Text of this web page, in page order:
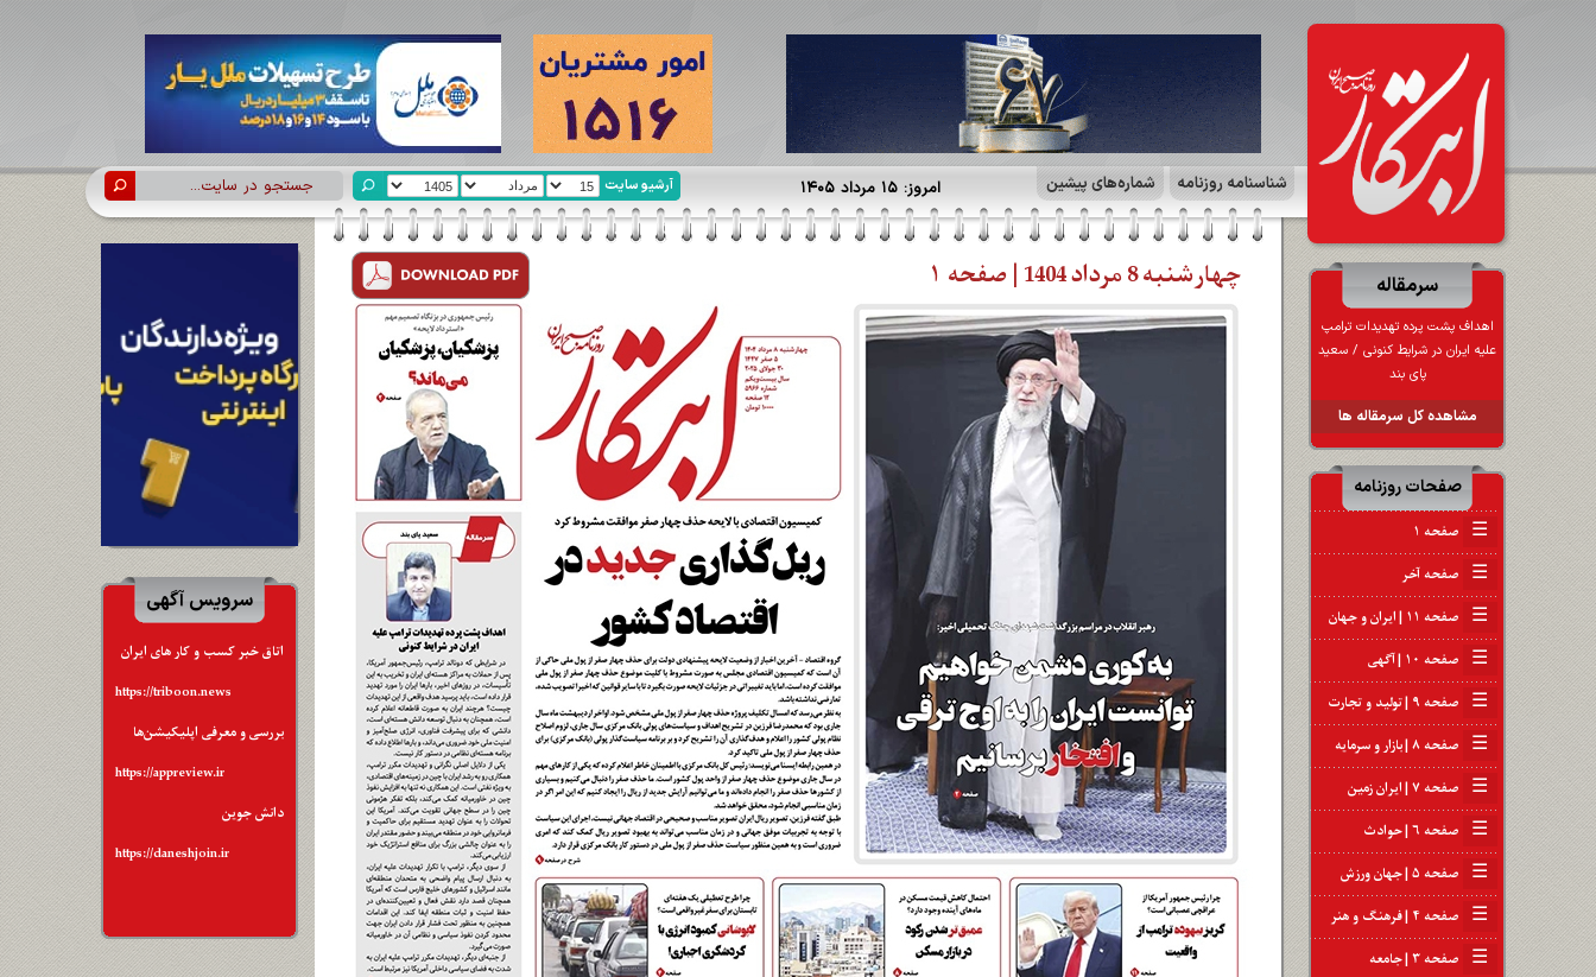
آرشیو سایت امروز: ۱۵ مرداد ۱۴۰۵ شناسنامه روزنامه شماره‌های پیشین
سرویس آگهی
اتاق خبر کسب و کار های ایران
https://triboon.news
بررسی و معرفی اپلیکیشن‌ها
https://appreview.ir
دانش جوین
https://daneshjoin.ir
سرمقاله
اهداف پشت پرده تهدیدات ترامپ
علیه ایران در شرایط کنونی / سعید
پای بند
مشاهده کل سرمقاله ها
صفحات روزنامه
☰ صفحه ۱
☰ صفحه آخر
☰ صفحه ۱۱ | ایران و جهان
☰ صفحه ۱۰ | آگهی
☰ صفحه ۹ | تولید و تجارت
☰ صفحه ۸ | بازار و سرمایه
☰ صفحه ۷ | ایران زمین
☰ صفحه ۶ | حوادث
☰ صفحه ۵ | جهان ورزش
☰ صفحه ۴ | فرهنگ و هنر
☰ صفحه ۳ | جامعه
چهارشنبه 8 مرداد 1404 | صفحه ۱